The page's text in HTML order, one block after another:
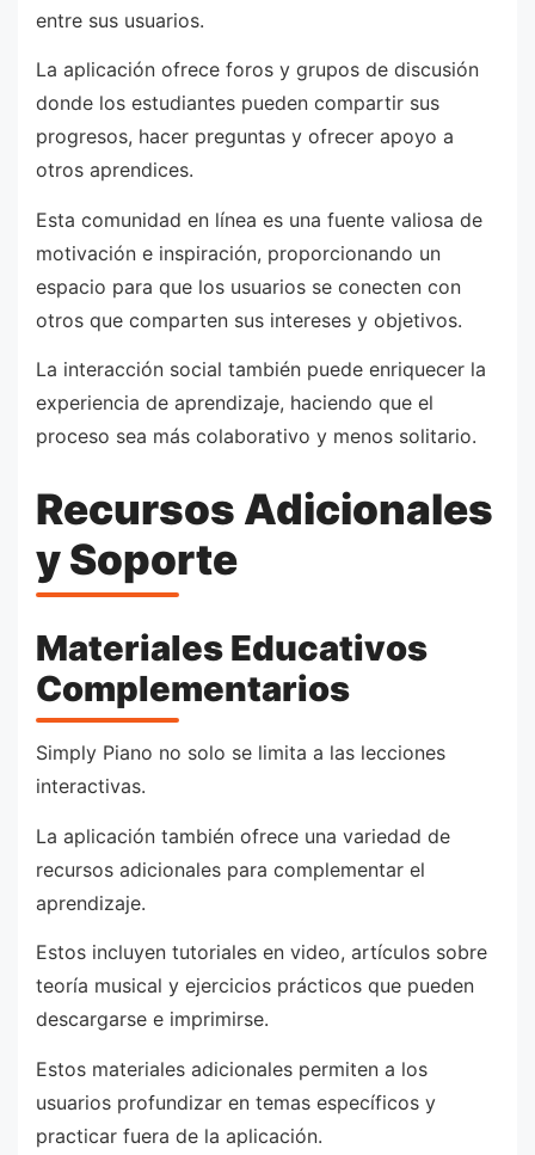
entre sus usuarios.
La aplicación ofrece foros y grupos de discusión
donde los estudiantes pueden compartir sus
progresos, hacer preguntas y ofrecer apoyo a
otros aprendices.
Esta comunidad en línea es una fuente valiosa de
motivación e inspiración, proporcionando un
espacio para que los usuarios se conecten con
otros que comparten sus intereses y objetivos.
La interacción social también puede enriquecer la
experiencia de aprendizaje, haciendo que el
proceso sea más colaborativo y menos solitario.
Recursos Adicionales
y Soporte
Materiales Educativos
Complementarios
Simply Piano no solo se limita a las lecciones
interactivas.
La aplicación también ofrece una variedad de
recursos adicionales para complementar el
aprendizaje.
Estos incluyen tutoriales en video, artículos sobre
teoría musical y ejercicios prácticos que pueden
descargarse e imprimirse.
Estos materiales adicionales permiten a los
usuarios profundizar en temas específicos y
practicar fuera de la aplicación.